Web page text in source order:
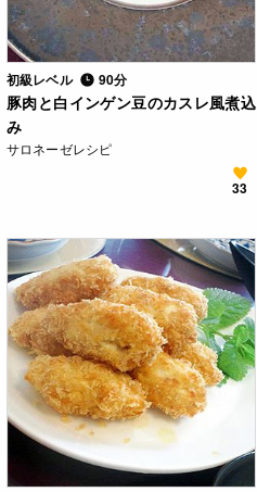
初級レベル 90分
豚肉と白インゲン豆のカスレ風煮込
み
サロネーゼレシピ
33